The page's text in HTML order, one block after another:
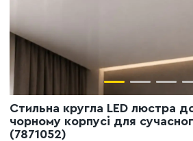
Стильна кругла LED люстра
чорному корпусі для
(7871052)